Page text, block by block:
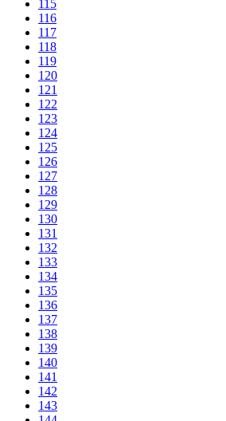
115
116
117
118
119
120
121
122
123
124
125
126
127
128
129
130
131
132
133
134
135
136
137
138
139
140
141
142
143